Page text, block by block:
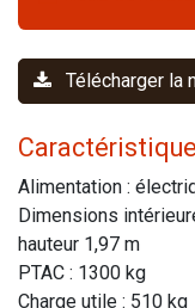
Télécharger la
Alimentation :
Dimensions
hauteur 1,97 m
PTAC : 1300 kg
Charge utile : 510 kg